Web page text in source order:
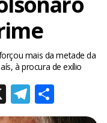
mais da metade da
à procura de exílio
X